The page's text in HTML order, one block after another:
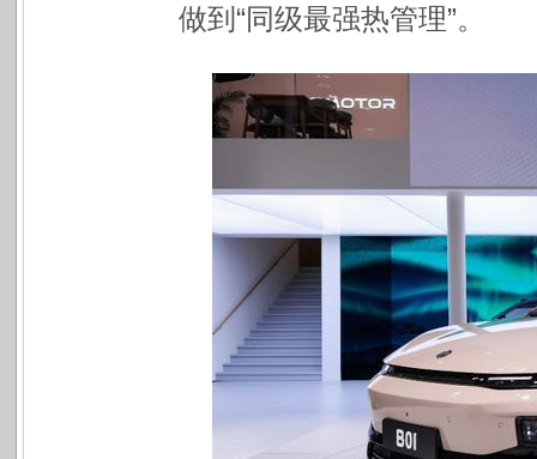
做到“同级最强热管理”。